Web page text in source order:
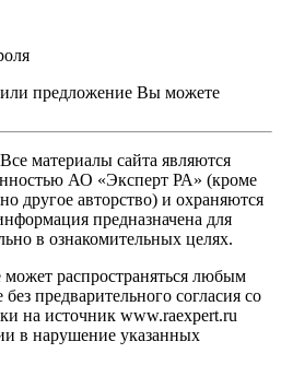
или предложение Вы можете
материалы сайта являются
АО «Эксперт РА» (кроме
другое авторство) и охраняются
предназначена для
в ознакомительных целях.
распространяться любым
предварительного согласия со
на источник www.raexpert.ru
в нарушение указанных